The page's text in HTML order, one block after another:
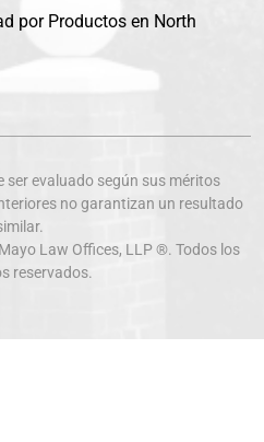
por Productos en North
ser evaluado según sus méritos
no garantizan un resultado
Law Offices, LLP ®. Todos los
reservados.